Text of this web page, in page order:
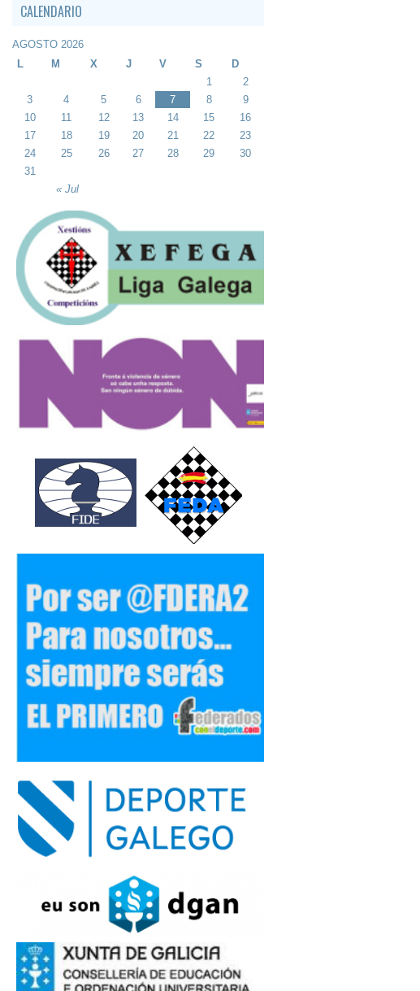
CALENDARIO
AGOSTO 2026
L
M X J V S D
« Jul
1
2
3
4 5 6 7 8
9
10
11 12 13 14 15
16
17
18 19 20 21 22
23
24
25 26 27 28 29
30
31